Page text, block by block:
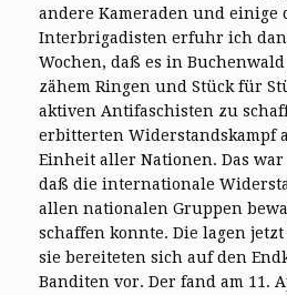
andere Kameraden und einige
Interbrigadisten erfuhr ich
Wochen, daß es in
zähem Ringen und Stück für
aktiven Antifaschisten zu
erbitterten Widerstandskampf
Einheit aller Nationen. Das
daß die internationale
allen nationalen Gruppen
schaffen konnte. Die lagen
sie bereiteten sich auf den
Banditen vor. Der fand am 11.